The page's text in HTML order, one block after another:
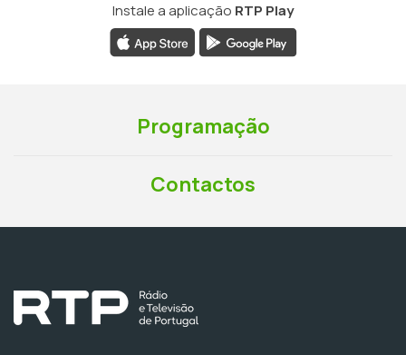
Instale a aplicação RTP Play
Programação
Contactos